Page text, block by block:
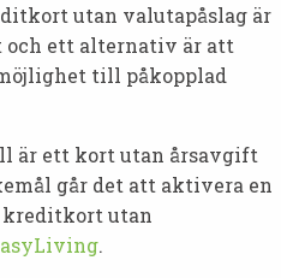
utan valutapåslag är
och ett alternativ är att
till påkopplad
är ett kort utan årsavgift
går det att aktivera en
utan
.